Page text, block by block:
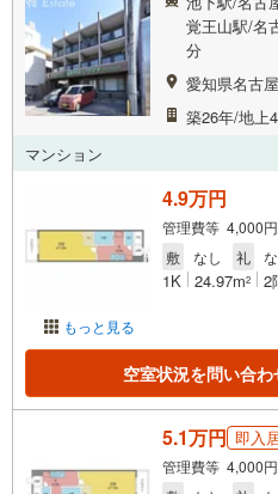
覚王山駅/名
分
愛知県名古
築26年/地上
マンション
もっと見る
4.9万円
管理費等 4,000円
敷
なし 礼
1K 24.97m2 2
空室状況を問い合わ
5.1万円 即入
管理費等 4,000円